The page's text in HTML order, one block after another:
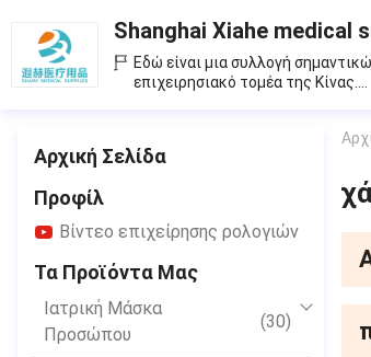
Shanghai Xiahe medical
Εδώ είναι μια συλλογή
επιχειρησιακό τομέα της Κίνας.
Αρχική Σελίδα
Προφίλ
Βίντεο επιχείρησης ρολογιών
Τα Προϊόντα Μας
Ιατρική Μάσκα
Προσώπου
(30)